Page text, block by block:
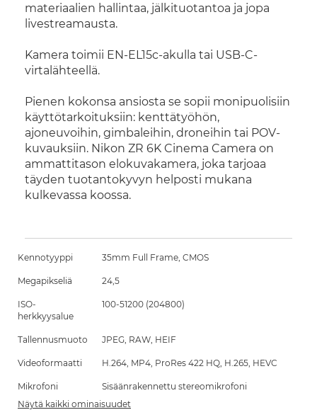
materiaalien hallintaa, jälkituotantoa ja jopa
livestreamausta.
Kamera toimii EN-EL15c-akulla tai USB-C-
virtalähteellä.
Pienen kokonsa ansiosta se sopii monipuolisiin
käyttötarkoituksiin: kenttätyöhön,
ajoneuvoihin, gimbaleihin, droneihin tai POV-
kuvauksiin. Nikon ZR 6K Cinema Camera on
ammattitason elokuvakamera, joka tarjoaa
täyden tuotantokyvyn helposti mukana
kulkevassa koossa.
Kennotyyppi 35mm Full Frame, CMOS
Megapikseliä 24,5
ISO-
herkkyysalue
100-51200 (204800)
Tallennusmuoto JPEG, RAW, HEIF
Videoformaatti H.264, MP4, ProRes 422 HQ, H.265, HEVC
Mikrofoni
Sisäänrakennettu stereomikrofoni
Näytä kaikki ominaisuudet